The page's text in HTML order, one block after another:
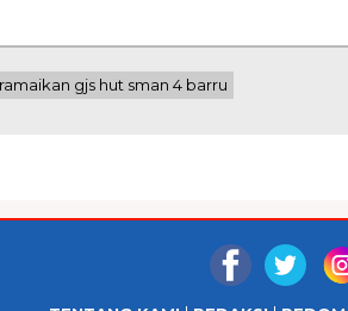
ramaikan gjs hut sman 4 barru